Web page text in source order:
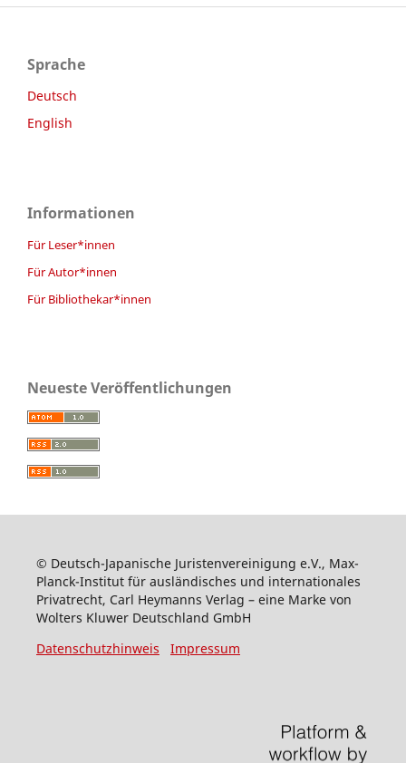
Sprache
Deutsch
English
Informationen
Für Leser*innen
Für Autor*innen
Für Bibliothekar*innen
Neueste Veröffentlichungen
© Deutsch-Japanische Juristenvereinigung e.V., Max-
Planck-Institut für ausländisches und internationales
Privatrecht, Carl Heymanns Verlag – eine Marke von
Wolters Kluwer Deutschland GmbH
Datenschutzhinweis
Impressum